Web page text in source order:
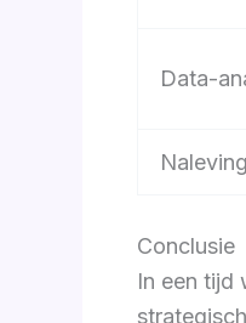
Data-
Conclusie
In een tijd